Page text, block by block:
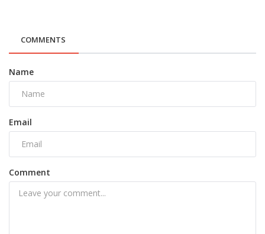
COMMENTS
Name
Email
Comment